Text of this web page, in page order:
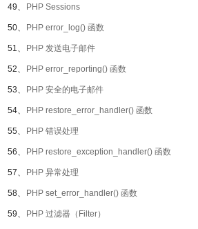
49、 PHP Sessions
50、 PHP error_log() 函数
51、 PHP 发送电子邮件
52、 PHP error_reporting() 函数
53、 PHP 安全的电子邮件
54、 PHP restore_error_handler() 函数
55、 PHP 错误处理
56、 PHP restore_exception_handler() 函数
57、 PHP 异常处理
58、 PHP set_error_handler() 函数
59、 PHP 过滤器（Filter）